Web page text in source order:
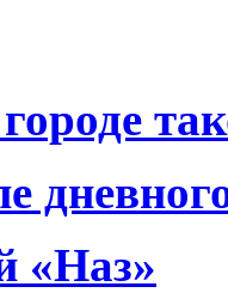
«Наз»